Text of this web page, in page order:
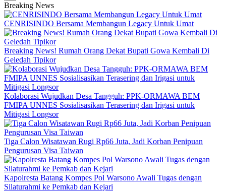
Breaking News
CENRISINDO Bersama Membangun Legacy Untuk Umat
Breaking News! Rumah Orang Dekat Bupati Gowa Kembali Di
Geledah Tipikor
Kolaborasi Wujudkan Desa Tangguh: PPK-ORMAWA BEM
FMIPA UNNES Sosialisasikan Terasering dan Irigasi untuk
Mitigasi Longsor
Tiga Calon Wisatawan Rugi Rp66 Juta, Jadi Korban Penipuan
Pengurusan Visa Taiwan
Kapolresta Batang Kompes Pol Warsono Awali Tugas dengan
Silaturahmi ke Pemkab dan Kejari